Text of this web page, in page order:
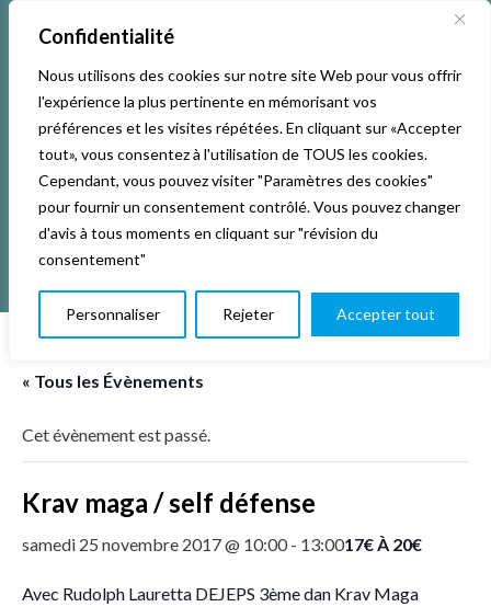
Confidentialité
Nous utilisons des cookies sur notre site Web pour vous offrir
l'expérience la plus pertinente en mémorisant vos
préférences et les visites répétées. En cliquant sur «Accepter
tout», vous consentez à l'utilisation de TOUS les cookies.
Cependant, vous pouvez visiter "Paramètres des cookies"
pour fournir un consentement contrôlé. Vous pouvez changer
d'avis à tous moments en cliquant sur "révision du
consentement"
Personnaliser Rejeter Accepter tout
« Tous les Évènements
Cet évènement est passé.
Krav maga / self défense
samedi 25 novembre 2017 @ 10:00- 13:0017€ À 20€
Avec Rudolph Lauretta DEJEPS 3ème dan Krav Maga